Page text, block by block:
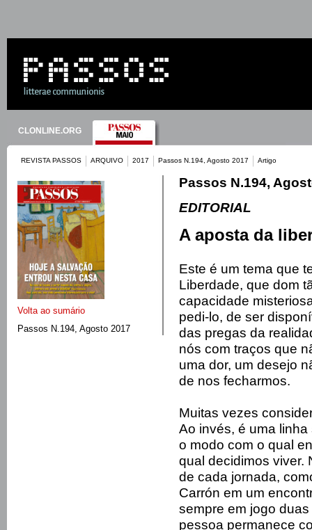
CLONLINE.ORG
REVISTA PASSOS ARQUIVO 2017 Passos N.194, Agosto 2017 Artigo
Volta ao sumário
Passos N.194, Agosto 2017
Passos N.194,
EDITORIAL
A aposta da
Este é um tema que
Liberdade, que dom
capacidade
pedi-lo, de ser
das pregas da
nós com traços que
uma dor, um desejo
de nos fecharmos.
Muitas vezes
Ao invés, é uma
o modo com o qual
qual decidimos viver.
de cada jornada,
Carrón em um
sempre em jogo
pessoa permanece